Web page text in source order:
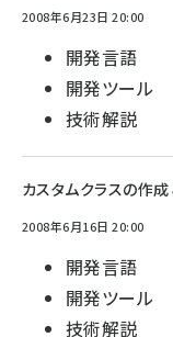
2008年6月23日 20:00
開発言語
開発ツール
技術解説
カスタムクラスの作
2008年6月16日 20:00
開発言語
開発ツール
技術解説